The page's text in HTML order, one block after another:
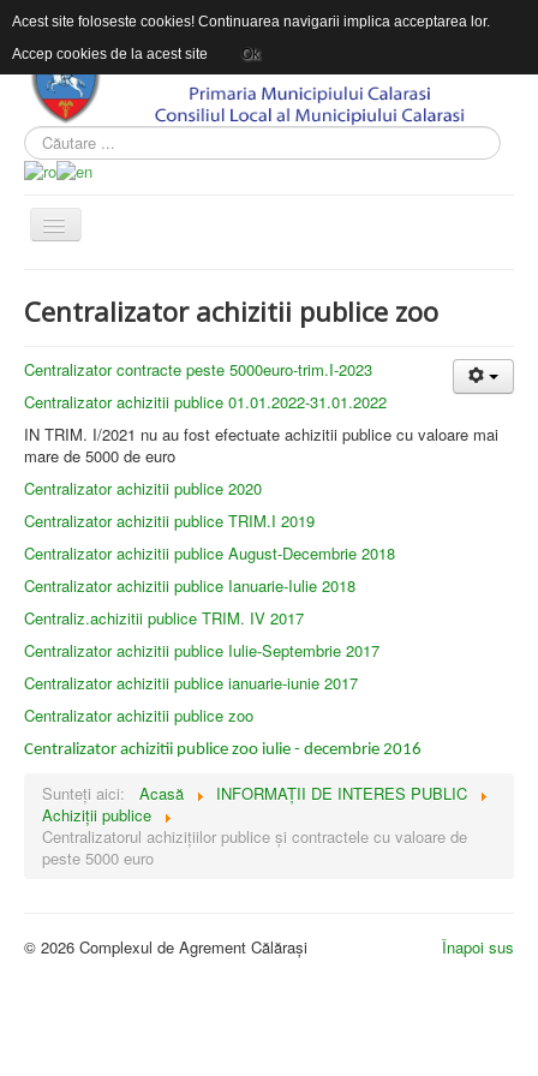
DESPRE COMPLEXUL DE AGREMENT
INFORMAŢII DE INTERES PUBLIC
CONTACT
Centralizator achizitii publice zoo
Centralizator contracte peste 5000euro-trim.I-2023
Centralizator achizitii publice 01.01.2022-31.01.2022
IN TRIM. I/2021 nu au fost efectuate achizitii publice cu valoare mai
mare de 5000 de euro
Centralizator achizitii publice 2020
Centralizator achizitii publice TRIM.I 2019
Centralizator achizitii publice August-Decembrie 2018
Centralizator achizitii publice Ianuarie-Iulie 2018
Centraliz.achizitii publice TRIM. IV 2017
Centralizator achizitii publice Iulie-Septembrie 2017
Centralizator achizitii publice ianuarie-iunie 2017
Centralizator achizitii publice zoo
Centralizator achizitii publice zoo iulie - decembrie 2016
Sunteți aici: Acasă
INFORMAŢII DE INTERES PUBLIC
Achiziții publice
Centralizatorul achizițiilor publice și contractele cu valoare de
peste 5000 euro
Înapoi sus
© 2026 Complexul de Agrement Călărași
Acest site foloseste cookies! Continuarea navigarii implica acceptarea lor.
Accep cookies de la acest site
Ok